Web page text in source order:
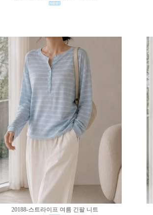
20188-스트라이프 여름 긴팔 니트